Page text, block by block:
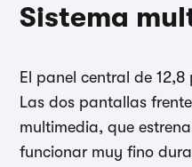
Sistema
El panel central de
Las dos pantallas
multimedia, que
funcionar muy fino